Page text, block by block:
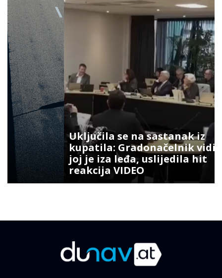
Uključila se na sastanak iz
kupatila: Gradonačelnik vidio šta
joj je iza leđa, uslijedila hit
reakcija VIDEO